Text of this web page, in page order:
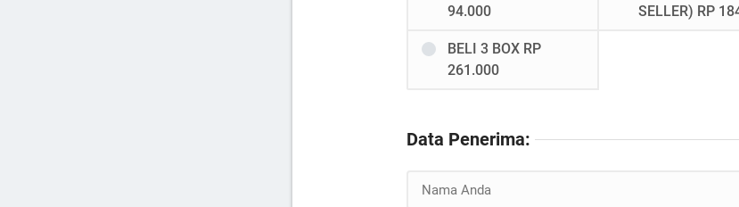
94.000
SELLER) RP
BELI 3 BOX RP
261.000
Data Penerima: